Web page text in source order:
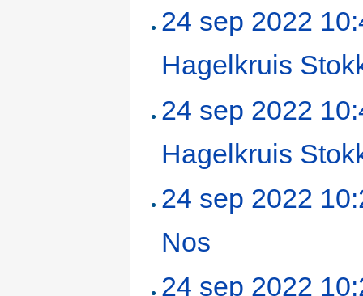
24 sep 2022
Hagelkruis
24 sep 2022
Hagelkruis
24 sep 2022
Nos
24 sep 2022